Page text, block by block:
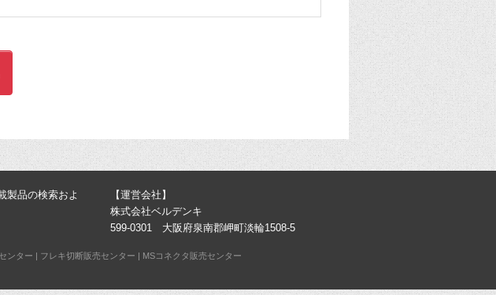
製品の検索およ
【運営会社】
株式会社ベルデンキ
599-0301 大阪府泉南郡岬町淡輪1508-5
ンター | フレキ切断販売センター | MSコネクタ販売センター